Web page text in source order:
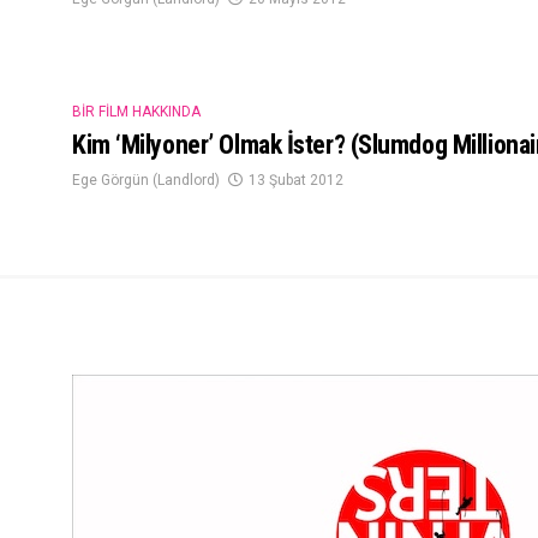
BIR FILM HAKKINDA
Kim ‘Milyoner’ Olmak İster? (Slumdog
Ege Görgün (Landlord) 13 Şubat 2012